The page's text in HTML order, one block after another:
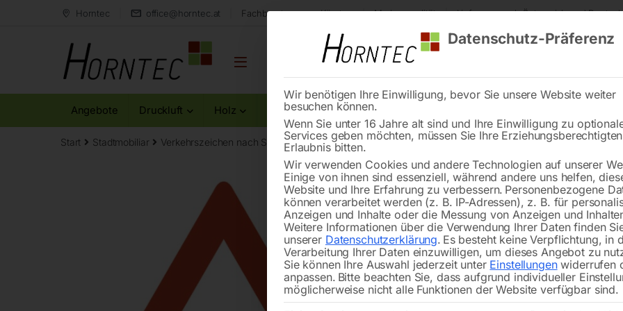
Horntec office@horntec.at Fachberatung aus Kärnten Markenqualität Lieferung nach Österreich und
Angebote Druckluft Holz Metall Reinigung
Start Stadtmobiliar Verkehrszeichen nach StVO Gefährliche Doppelkurve – rechts
🔍
Verkehrszeichen flach, Folientyp 2
Seitenlänge – 700 mm
€74,40
Datenschutz-Präferenz
Wir benötigen Ihre Einwilligung, bevor Sie unsere Website weiter
besuchen können.
Wenn Sie unter 16 Jahre alt sind und Ihre Einwilligung zu
Services geben möchten, müssen Sie Ihre
Erlaubnis bitten.
Wir verwenden Cookies und andere Technologien auf unserer
Einige von ihnen sind essenziell, während andere uns helfen,
Website und Ihre Erfahrung zu verbessern. Personenbezogene
können verarbeitet werden (z. B. IP-Adressen), z. B. für
Anzeigen und Inhalte oder die Messung von Anzeigen und
Weitere Informationen über die Verwendung Ihrer Daten finden
unserer Datenschutzerklärung. Es besteht keine Verpflichtung, in
Verarbeitung Ihrer Daten einzuwilligen, um dieses Angebot zu
Sie können Ihre Auswahl jederzeit unter Einstellungenwiderrufen
anpassen. Bitte beachten Sie, dass aufgrund individueller
möglicherweise nicht alle Funktionen der Website verfügbar sind.